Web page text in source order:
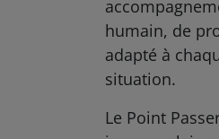
humain, de
adapté à
situation.
Le Point